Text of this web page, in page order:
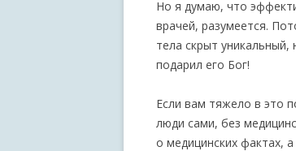
Но я думаю, что
врачей, разумеется.
тела скрыт
подарил его Бог!
Если вам тяжело в это
люди сами, без
о медицинских фактах,